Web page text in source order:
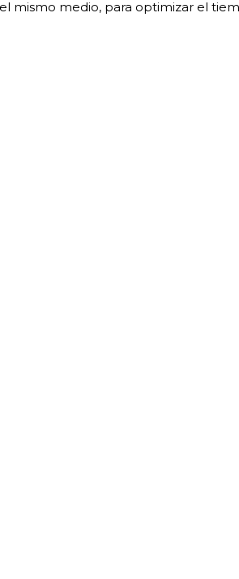
mismo medio, para optimizar el